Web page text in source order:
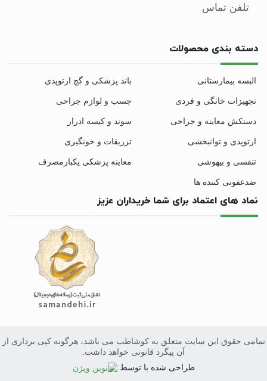
تلفن تماس
دسته بندی محصولات
البسه بیمارستانی باند پزشکی و گچ ارتوپدی
تجهیزات خانگی و فردی چسب و لوازم جراحی
دستکش معاینه و جراحی سوند و کیسه ادرار
ارتوپدی و توانبخشی تزریقات و خونگیری
تنفسی و بیهوشی معاینه پزشکی یکبارمصرف
ضدعفونی کننده ها
نماد های اعتماد برای شما خریداران عزیز
تمامی حقوق این سایت متعلق به کوشاطب می باشد، هرگونه کپی برداری از
آن پیگرد قانونی خواهد داشت.
طراحی سایت
شده باتوسط